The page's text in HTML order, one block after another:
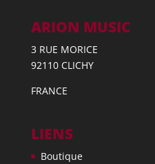
ARION MUSIC
3 RUE MORICE
92110 CLICHY
FRANCE
LIENS
Boutique